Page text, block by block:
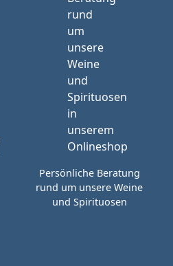
Persönliche Beratung
rund um unsere Weine
und Spirituosen